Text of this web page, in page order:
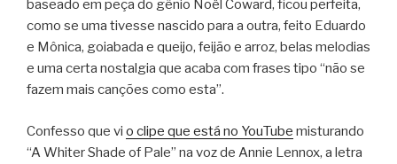
baseado em peça do gênio Noël Coward, ficou perfeita,
como se uma tivesse nascido para a outra, feito Eduardo
e Mônica, goiabada e queijo, feijão e arroz, belas melodias
e uma certa nostalgia que acaba com frases tipo “não se
fazem mais canções como esta”.
Confesso que vi o clipe que está no YouTube misturando
“A Whiter Shade of Pale” na voz de Annie Lennox, a letra